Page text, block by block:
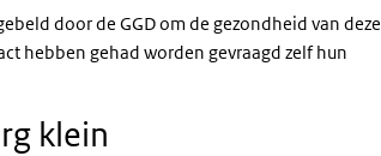
door de GGD om de gezondheid van deze
hebben gehad worden gevraagd zelf hun
klein